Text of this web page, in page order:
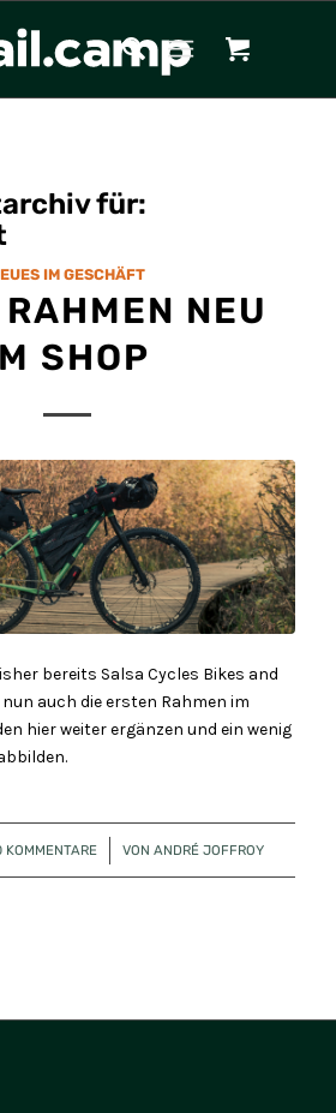
für:
IM GESCHÄFT
NEU
SHOP
bereits Salsa Cycles Bikes and
auch die ersten Rahmen im
hier weiter ergänzen und ein wenig
KOMMENTARE
/ VON ANDRÉ JOFFROY